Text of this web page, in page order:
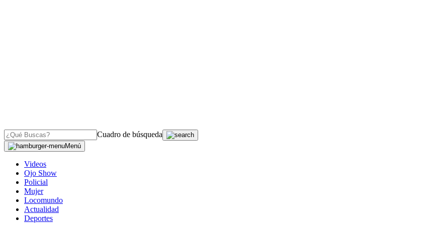
Cuadro de búsqueda
Menú
Videos
Ojo Show
Policial
Mujer
Locomundo
Actualidad
Deportes